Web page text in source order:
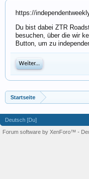
https://
Du bist dabei ZTR
besuchen, über die wir
Button, um zu
Weiter...
Startseite
Deutsch [Du]
Forum software by XenForo™ -